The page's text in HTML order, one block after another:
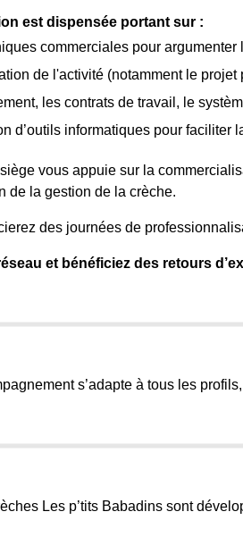
est dispensée portant sur :
commerciales pour
de l'activité (notamment le projet
les contrats de travail, le
d’outils informatiques pour
siège vous appuie sur la
de la gestion de la crèche.
des journées de
et bénéficiez des retours
s’adapte à tous les
Les p’tits Babadins sont